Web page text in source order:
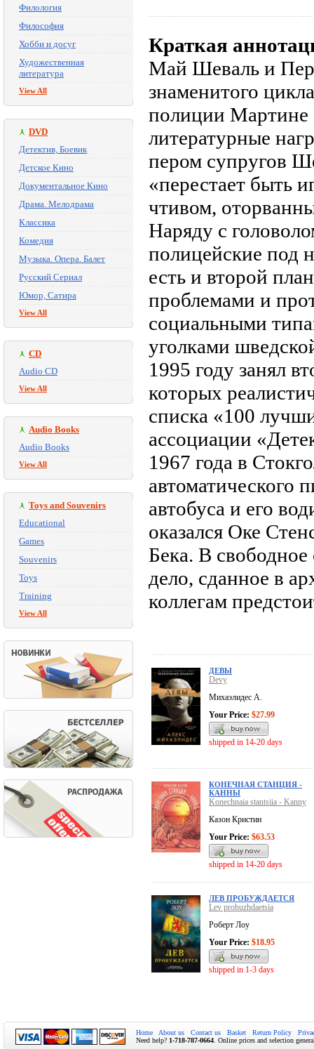
Филология
Философия
Хобби и досуг
Художественная
литература
View All
DVD
Детектив, Боевик
Детское Кино
Документальное Кино
Драма. Мелодрама
Классика
Комедия
Музыка. Опера. Балет
Русский Сериал
Юмор, Сатира
View All
CD
Audio CD
View All
Audio Books
Audio Books
View All
Toys and Souvenirs
Educational
Games
Souvenirs
Toys
Training
View All
Краткая
Май Шеваль и
знаменитого
полиции Мартине
литературные
пером супругов
«перестает быть
чтивом,
Наряду с
полицейские под
есть и второй
проблемами и
социальными
уголками
1995 году занял
которых
списка «100
ассоциации
1967 года в
автоматического
автобуса и его
оказался Оке
Бека. В
дело, сданное в
коллегам
ДЕВЫ
Devy
Михаэлидес А.
Your Price: $27.99
shipped in 14-20 days
КОНЕЧНАЯ СТАНЦИЯ -
КАННЫ
Konechnaia stantsiia - Kanny
Казон Кристин
Your Price: $63.53
shipped in 14-20 days
ЛЕВ ПРОБУЖДАЕТСЯ
Lev probuzhdaetsia
Роберт Лоу
Your Price: $18.95
shipped in 1-3 days
Home About us Contact us Basket Return Policy
Need help? 1-718-787-0664 . Online prices and selection